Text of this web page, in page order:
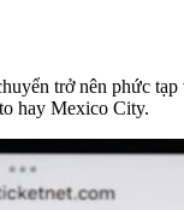
trở nên phức
hay Mexico City.